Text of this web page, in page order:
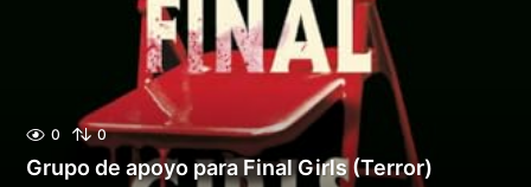
a
g
o
0 0
Grupo de apoyo para Final Girls (Terror)